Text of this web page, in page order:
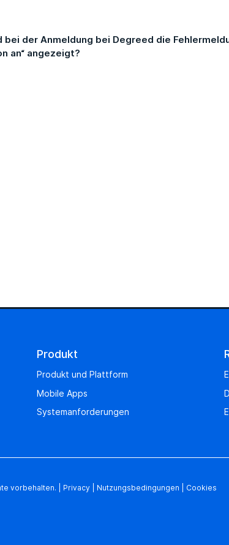
bei der Anmeldung bei Degreed die
an“ angezeigt?
Produkt
Produkt und Plattform
Mobile Apps
Systemanforderungen
vorbehalten. Privacy Nutzungsbedingungen Cookies